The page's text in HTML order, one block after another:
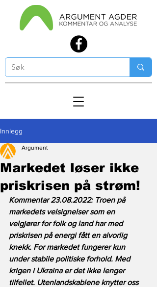
Innlegg
Markedet løser ikke
priskrisen på strøm!
Argument
Kommentar 23.08.2022: Troen på
markedets velsignelser som en
velgjører for folk og land har med
priskrisen på energi fått en alvorlig
knekk. For markedet fungerer kun
under stabile politiske forhold. Med
krigen i Ukraina er det ikke lenger
tilfellet. Utenlandskablene knytter oss